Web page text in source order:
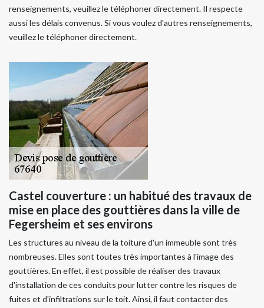
renseignements, veuillez le téléphoner directement. Il respecte
aussi les délais convenus. Si vous voulez d'autres renseignements,
veuillez le téléphoner directement.
Castel couverture : un habitué des travaux de
mise en place des gouttières dans la ville de
Fegersheim et ses environs
Les structures au niveau de la toiture d'un immeuble sont très
nombreuses. Elles sont toutes très importantes à l'image des
gouttières. En effet, il est possible de réaliser des travaux
d'installation de ces conduits pour lutter contre les risques de
fuites et d'infiltrations sur le toit. Ainsi, il faut contacter des